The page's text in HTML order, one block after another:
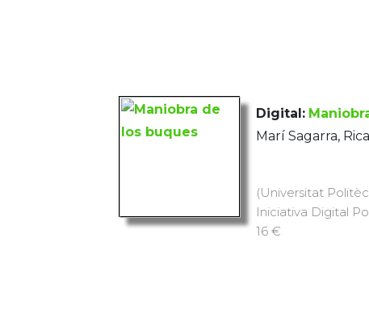
Digital:
Marí Sagarra,
(Universitat
Iniciativa Digital
16 €